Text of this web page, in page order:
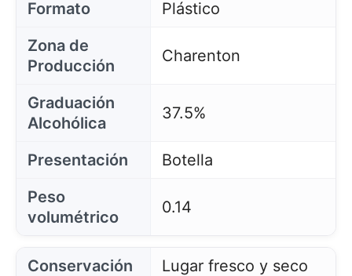
Formato
Plástico
Zona de
Producción
Charenton
Graduación
Alcohólica
37.5%
Presentación
Botella
Peso
volumétrico
0.14
Conservación
Lugar fresco y seco